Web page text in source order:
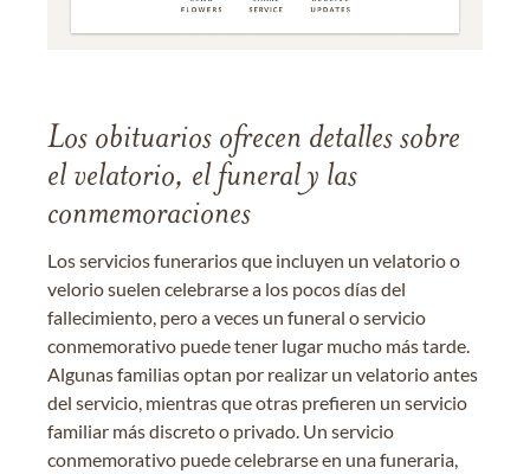
Los obituarios ofrecen detalles sobre
el velatorio, el funeral y las
conmemoraciones
Los servicios funerarios que incluyen un velatorio o
velorio suelen celebrarse a los pocos días del
fallecimiento, pero a veces un funeral o servicio
conmemorativo puede tener lugar mucho más tarde.
Algunas familias optan por realizar un velatorio antes
del servicio, mientras que otras prefieren un servicio
familiar más discreto o privado. Un servicio
conmemorativo puede celebrarse en una funeraria,